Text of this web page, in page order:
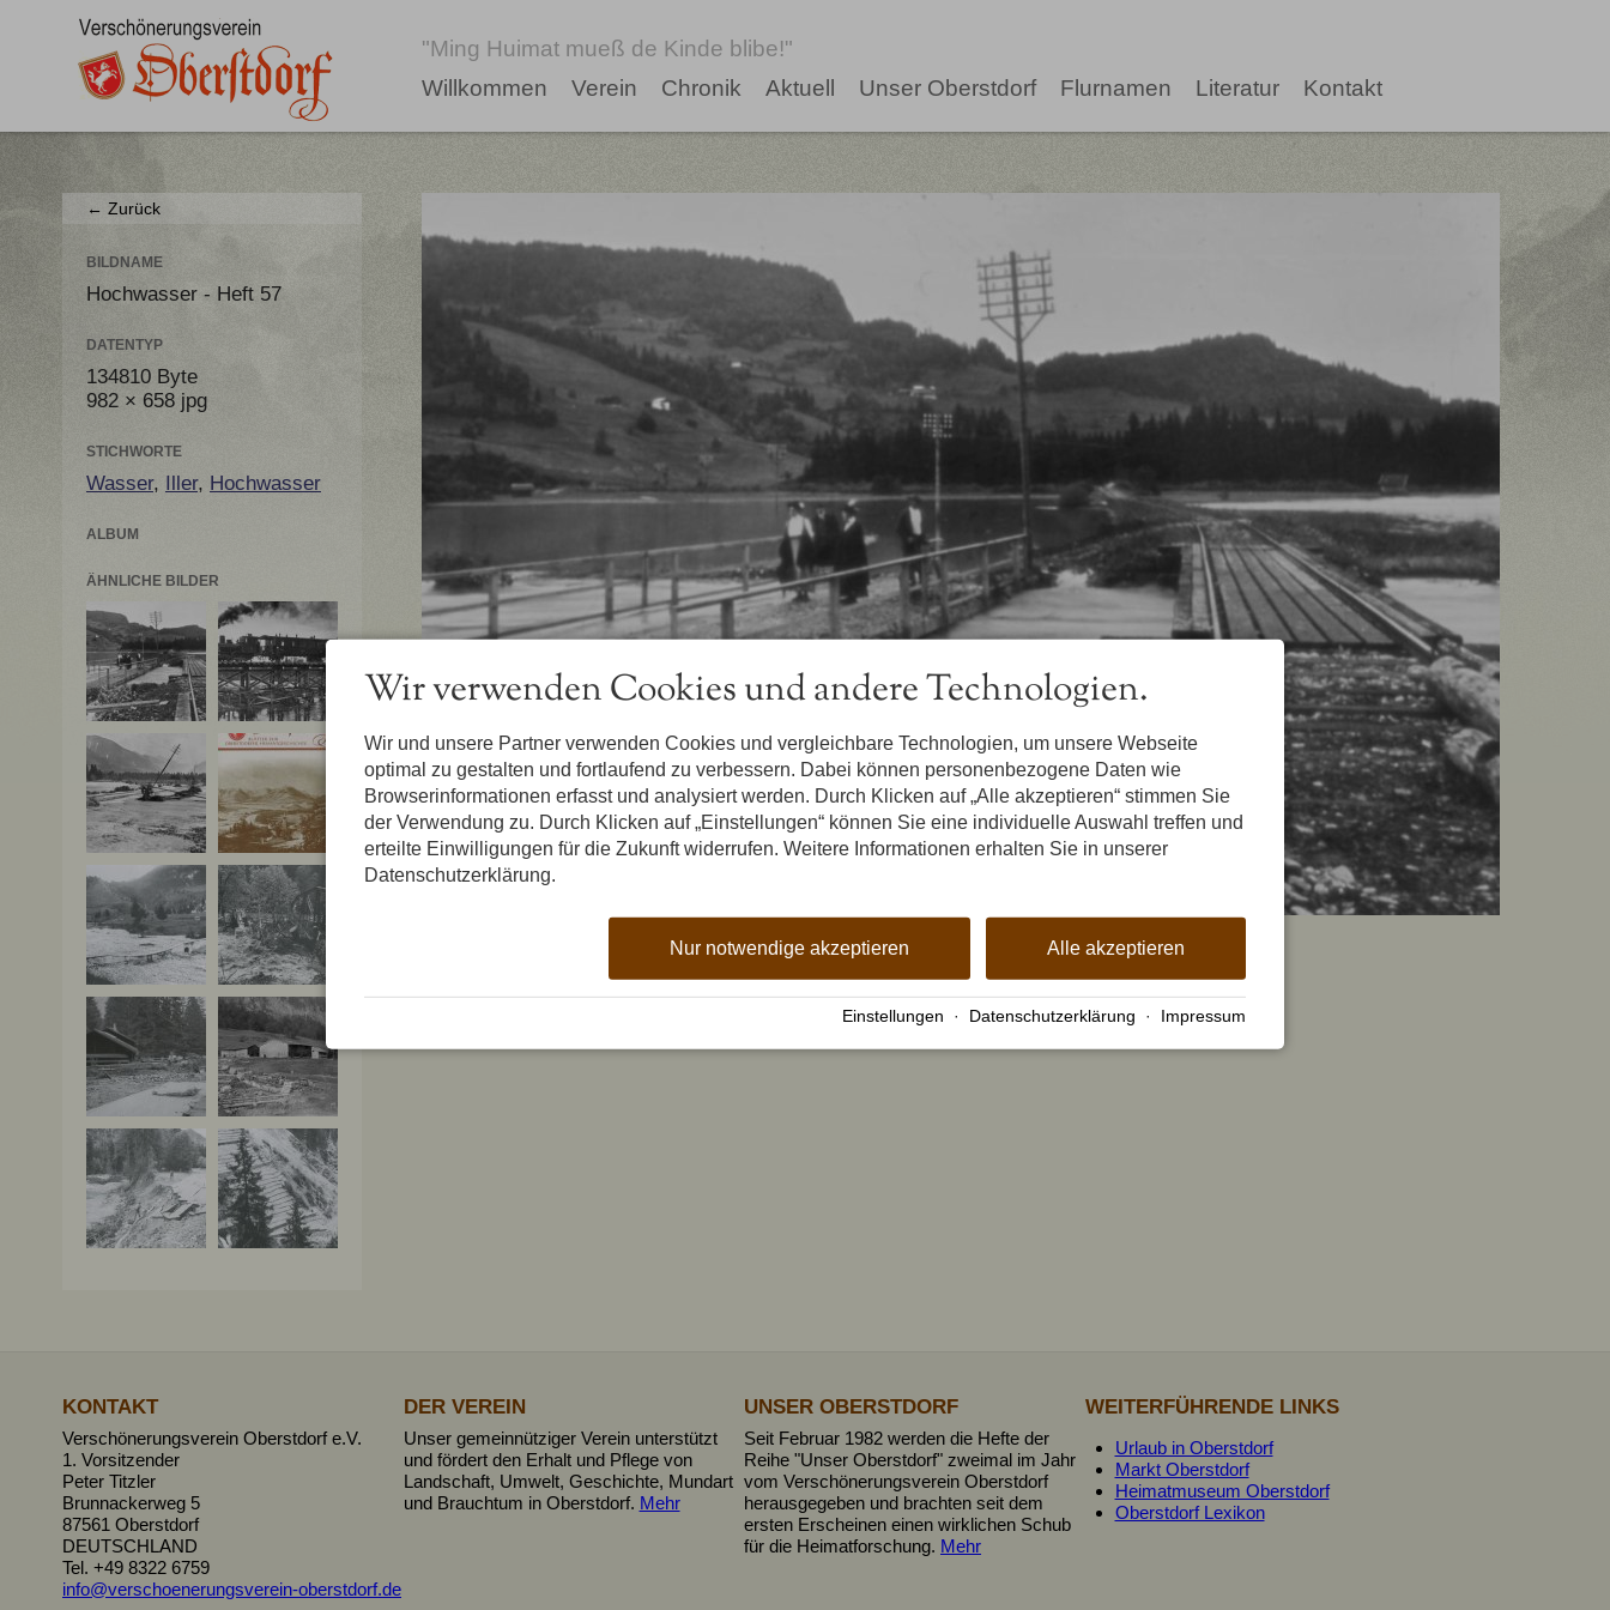
"Ming Huimat mueß de Kinde blibe!"
Willkommen
Verein Chronik Aktuell Unser Oberstdorf Flurnamen Literatur Kontakt
← Zurück
BILDNAME
Hochwasser - Heft 57
DATENTYP
134810 Byte
982 × 658 jpg
STICHWORTE
Wasser, Iller, Hochwasser
ALBUM
ÄHNLICHE BILDER
KONTAKT
Verschönerungsverein Oberstdorf e.V.
1. Vorsitzender
Peter Titzler
Brunnackerweg 5
87561 Oberstdorf
DEUTSCHLAND
Tel. +49 8322 6759
info@verschoenerungsverein-oberstdorf.de
DER VEREIN
Unser gemeinnütziger Verein unterstützt
und fördert den Erhalt und Pflege von
Landschaft, Umwelt, Geschichte, Mundart
und Brauchtum in Oberstdorf. Mehr
UNSER OBERSTDORF
Seit Februar 1982 werden die Hefte der
Reihe "Unser Oberstdorf" zweimal im Jahr
vom Verschönerungsverein Oberstdorf
herausgegeben und brachten seit dem
ersten Erscheinen einen wirklichen Schub
für die Heimatforschung. Mehr
WEITERFÜHRENDE LINKS
Urlaub in Oberstdorf
Markt Oberstdorf
Heimatmuseum Oberstdorf
Oberstdorf Lexikon
Wir verwenden Cookies und andere Technologien.
Wir und unsere Partner verwenden Cookies und vergleichbare Technologien, um unsere Webseite
optimal zu gestalten und fortlaufend zu verbessern. Dabei können personenbezogene Daten wie
Browserinformationen erfasst und analysiert werden. Durch Klicken auf „Alle akzeptieren“ stimmen Sie
der Verwendung zu. Durch Klicken auf „Einstellungen“ können Sie eine individuelle Auswahl treffen und
erteilte Einwilligungen für die Zukunft widerrufen. Weitere Informationen erhalten Sie in unserer
Datenschutzerklärung.
Alle akzeptieren
Nur notwendige akzeptieren
Einstellungen · Datenschutzerklärung · Impressum